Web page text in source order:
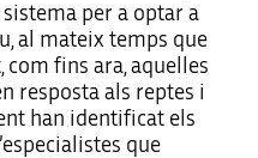
per a optar a
al mateix temps que
fins ara, aquelles
resposta als reptes i
han identificat els
que